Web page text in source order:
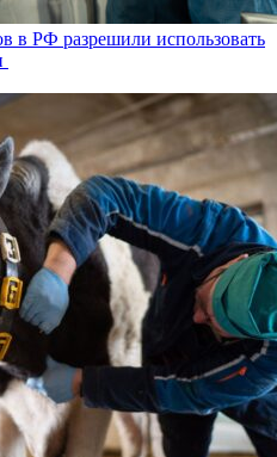
в РФ разрешили использовать